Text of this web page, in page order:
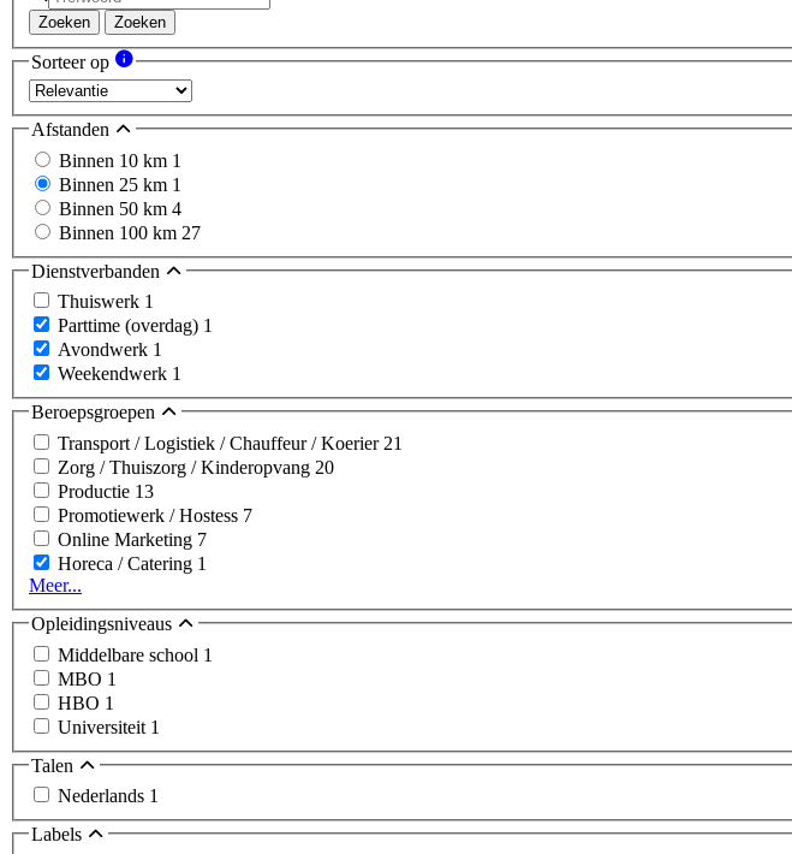
Zoeken Zoeken
Sorteer op
Afstanden
Binnen 10 km 1
Binnen 25 km 1
Binnen 50 km 4
Binnen 100 km 27
Dienstverbanden
Thuiswerk 1
Parttime (overdag) 1
Avondwerk 1
Weekendwerk 1
Beroepsgroepen
Transport / Logistiek / Chauffeur / Koerier 21
Zorg / Thuiszorg / Kinderopvang 20
Productie 13
Promotiewerk / Hostess 7
Online Marketing 7
Horeca / Catering 1
Meer...
Opleidingsniveaus
Middelbare school 1
MBO 1
HBO 1
Universiteit 1
Talen
Nederlands 1
Labels